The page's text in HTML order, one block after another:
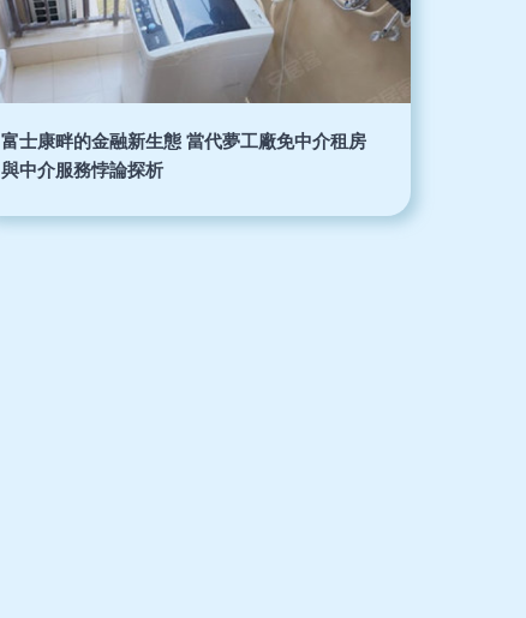
富士康畔的金融新生態 當代夢工廠免中介租房
與中介服務悖論探析